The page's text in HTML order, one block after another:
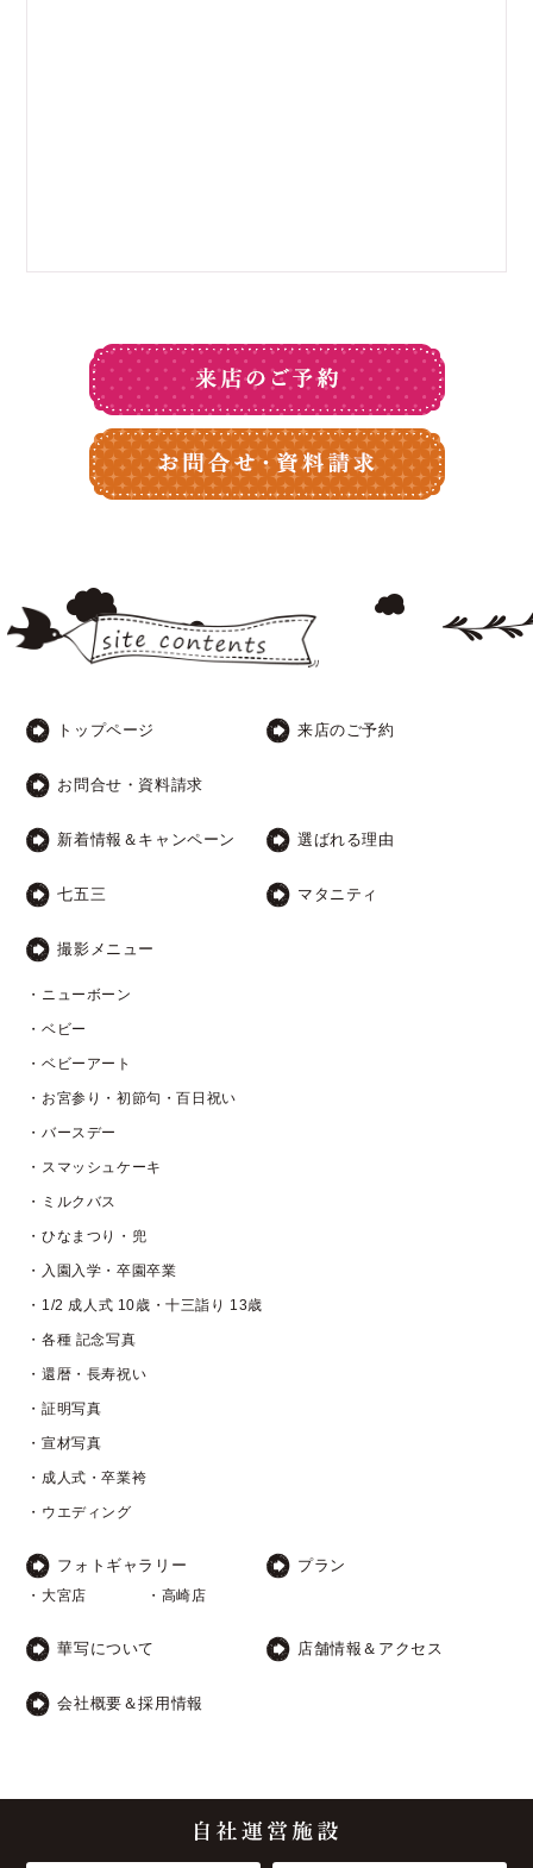
トップページ 来店のご予約
お問合せ・資料請求
新着情報＆キャンペーン 選ばれる理由
七五三 マタニティ
撮影メニュー
・ニューボーン
・ベビー
・ベビーアート
・お宮参り・初節句・百日祝い
・バースデー
・スマッシュケーキ
・ミルクバス
・ひなまつり・兜
・入園入学・卒園卒業
・1/2 成人式 10歳・十三詣り 13歳
・各種 記念写真
・還暦・長寿祝い
・証明写真
・宣材写真
・成人式・卒業袴
・ウエディング
フォトギャラリー
・大宮店 ・高崎店
プラン
華写について 店舗情報＆アクセス
会社概要＆採用情報